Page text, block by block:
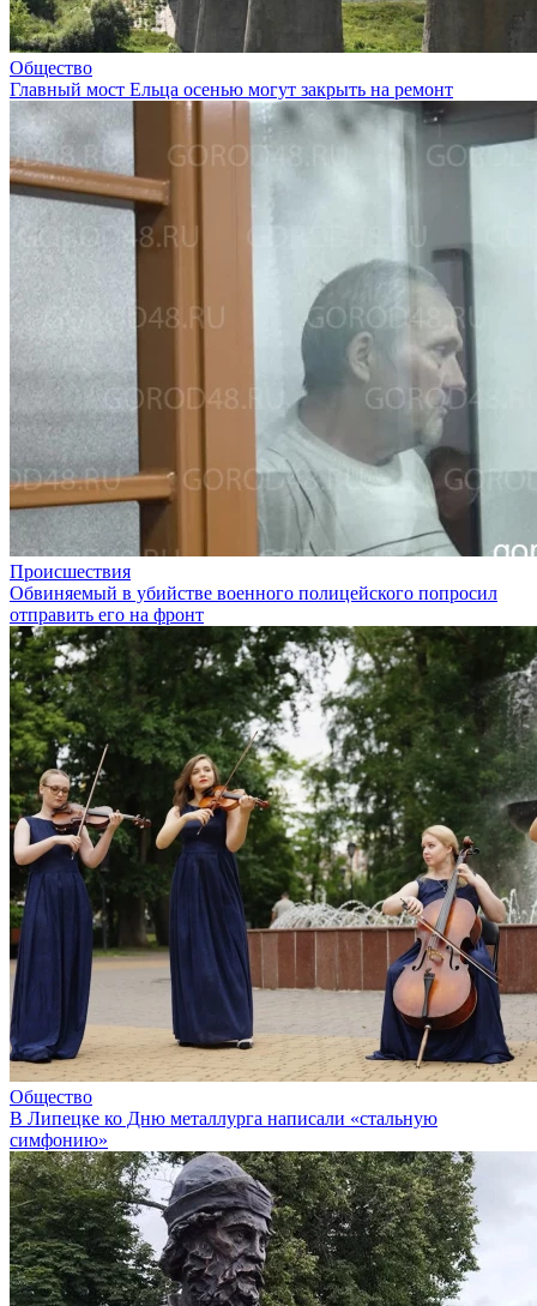
Общество
Главный мост Ельца осенью могут закрыть на ремонт
Происшествия
Обвиняемый в убийстве военного полицейского попросил
отправить его на фронт
Общество
В Липецке ко Дню металлурга написали «стальную
симфонию»